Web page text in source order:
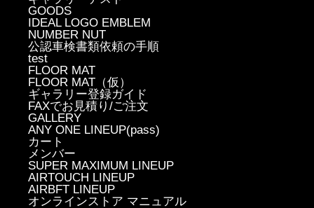
GOODS
IDEAL LOGO EMBLEM
NUMBER NUT
公認車検書類依頼の手順
test
FLOOR MAT
FLOOR MAT（仮）
ギャラリー登録ガイド
FAXでお見積り/ご注文
GALLERY
ANY ONE LINEUP(pass)
カート
メンバー
SUPER MAXIMUM LINEUP
AIRTOUCH LINEUP
AIRBFT LINEUP
オンラインストア マニュアル